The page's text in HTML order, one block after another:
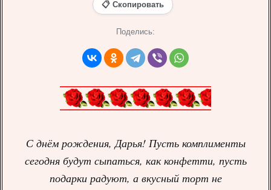
📋 Скопировать
Поделись:
С днём рождения, Дарья! Пусть комплименты
сегодня будут сыпаться, как конфетти, пусть
подарки радуют, а вкусный торт не